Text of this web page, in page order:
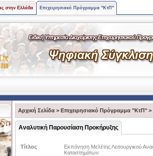
στην Ελλάδα Επιχειρησιακό Πρόγραμμα "ΚτΠ"
Αρχική Σελίδα > Επιχειρησιακό Πρόγραμμα "ΚτΠ" >
Αναλυτική Παρουσίαση Προκήρυξης
Τίτλος
Εκπόνηση Μελέτης Λειτουργικού
Καταστημάτων